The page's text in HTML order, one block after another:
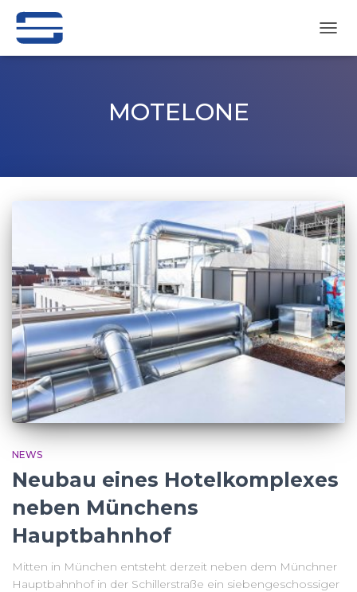
MOTELONE
NEWS
Neubau eines Hotelkomplexes
neben Münchens
Hauptbahnhof
Mitten in München entsteht derzeit neben dem Münchner
Hauptbahnhof in der Schillerstraße ein siebengeschossiger